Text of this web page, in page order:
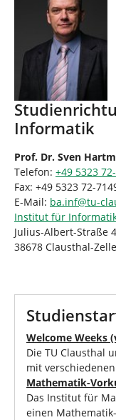
Informatik
Prof. Dr. Sven
Telefon: +49 5323
Fax: +49 5323 72-
E-Mail: ba.inf@tu-
Institut für
Julius-Albert-Straße 4
38678 Clausthal-
Welcome Weeks
Die TU Clausthal
mit
Mathematik-
Das Institut für
einen